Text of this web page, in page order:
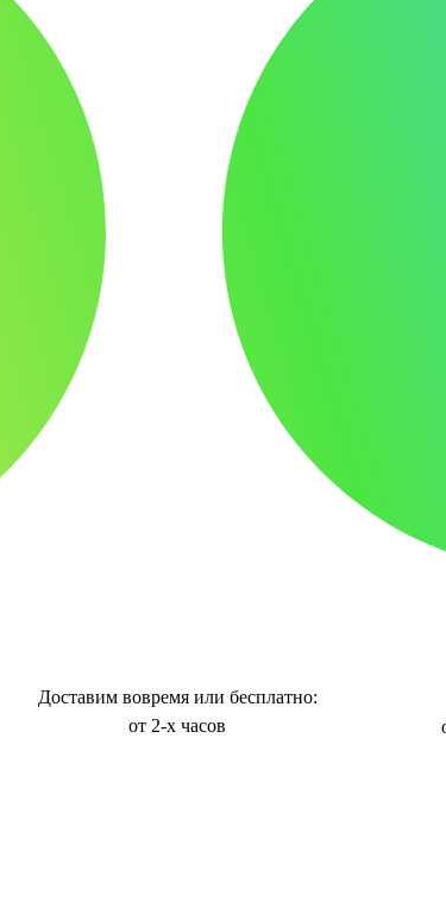
Доставим вовремя или бесплатно:
от 2-х часов